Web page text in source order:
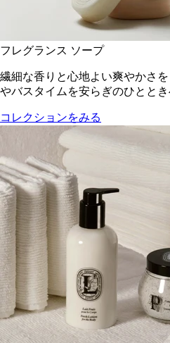
フレグランス ソープ
繊細な香りと心地よい爽やかさ
やバスタイムを安らぎのひととき
コレクションをみる